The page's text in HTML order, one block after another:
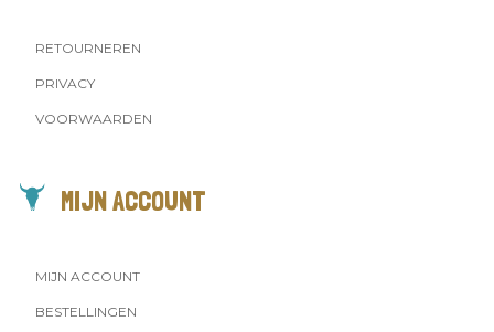
RETOURNEREN
PRIVACY
VOORWAARDEN
MIJN ACCOUNT
MIJN ACCOUNT
BESTELLINGEN